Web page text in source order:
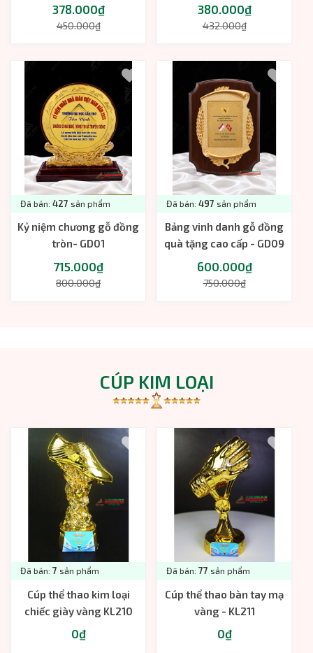
378.000₫
450.000₫
380.000₫
432.000₫
Đã bán: 427 sản phẩm
Kỷ niệm chương gỗ đồng
tròn- GD01
715.000₫
800.000₫
Đã bán: 497 sản phẩm
Bảng vinh danh gỗ đồng
quà tặng cao cấp - GD09
600.000₫
750.000₫
CÚP KIM LOẠI
Đã bán: 7 sản phẩm
Cúp thể thao kim loại
chiếc giày vàng KL210
0₫
Đã bán: 77 sản phẩm
Cúp thể thao bàn tay mạ
vàng - KL211
0₫